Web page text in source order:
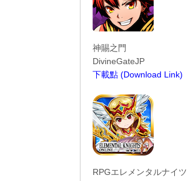
神賜之門
DivineGateJP
下載點 (Download Link)
RPGエレメンタルナイツ